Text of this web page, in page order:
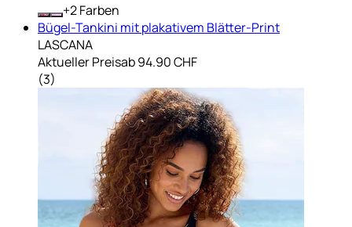
+ Farben
Bügel-Tankini mit plakativem Blätter-Print
LASCANA
Aktueller Preisab94.90 CHF
(3)